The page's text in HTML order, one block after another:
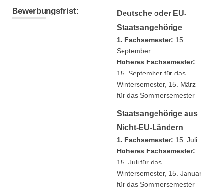
Bewerbungsfrist:
Deutsche oder EU-
Staatsangehörige
1. Fachsemester: 15.
September
Höheres Fachsemester:
15. September für das
Wintersemester, 15. März
für das Sommersemester
Staatsangehörige aus
Nicht-EU-Ländern
1. Fachsemester: 15. Juli
Höheres Fachsemester:
15. Juli für das
Wintersemester, 15. Januar
für das Sommersemester